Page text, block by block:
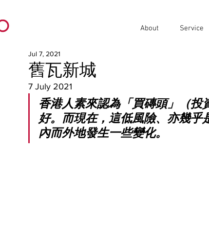
About Service
舊瓦新城
Jul 7, 2021
7 July 2021
香港人素來認為「買磚頭」（投
好。而現在，這低風險、亦幾乎
內而外地發生一些變化。